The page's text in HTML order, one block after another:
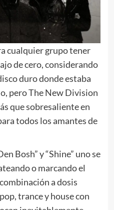
cualquier grupo tener
de cero, considerando
duro donde estaba
pero The New Division
que sobresaliente en
todos los amantes de
Bosh” y “Shine” uno se
o marcando el
a dosis
trance y house con